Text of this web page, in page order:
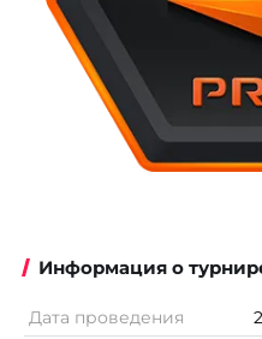
Информация о
Дата проведения